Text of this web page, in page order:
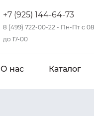
+7 (925) 144-64-73
8 (499) 722-00-22 - Пн-Пт с
до 17-00
О нас Каталог